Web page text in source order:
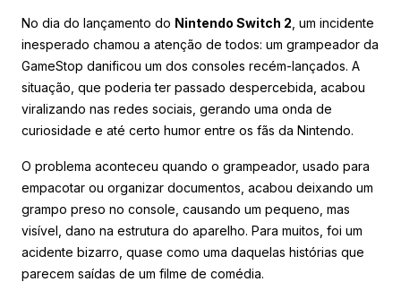
No dia do lançamento do Nintendo Switch 2 , um incidente
inesperado chamou a atenção de todos: um grampeador da
GameStop danificou um dos consoles recém-lançados. A
situação, que poderia ter passado despercebida, acabou
viralizando nas redes sociais, gerando uma onda de
curiosidade e até certo humor entre os fãs da Nintendo.
O problema aconteceu quando o grampeador, usado para
empacotar ou organizar documentos, acabou deixando um
grampo preso no console, causando um pequeno, mas
visível, dano na estrutura do aparelho. Para muitos, foi um
acidente bizarro, quase como uma daquelas histórias que
parecem saídas de um filme de comédia.